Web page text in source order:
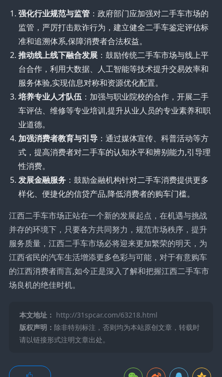
强化行业规范与监管 ：政府部门应加强对二手车市场的
监管，严厉打击欺诈行为，建立健全二手车鉴定评估标
准和追溯体系,保障消费者合法权益。
推动线上线下融合发展 ：鼓励传统二手车市场与线上平
台合作，利用大数据、人工智能等技术提升交易效率和
服务体验,实现信息对称和资源优化配置。
培养专业人才队伍 ：加强与职业院校的合作，开展二手
车评估、维修等专业培训,提升从业人员的专业素养和职
业道德。
加强消费者教育与引导 ：通过媒体宣传、科普活动等方
式，提高消费者对二手车的认知水平和辨别能力,引导理
性消费。
发展金融服务 ：鼓励金融机构针对二手车消费提供更多
样化、便捷化的信贷产品,降低消费者的购车门槛。
江西二手车市场正站在一个新的发展起点，在机遇与挑战
并存的环境下，只要各方共同努力，规范市场秩序，提升
服务质量，江西二手车市场必将迎来更加繁荣的明天，为
江西省民的汽车生活增添更多色彩与可能，对于有意购车
的江西消费者而言,如今正是深入了解和把握江西二手车市
场良机的绝佳时机。
本文地址： http://31spcar.com/63218.html
版权声明： 除非特别标注，否则均为本站原创文章，转载时
请以链接形式注明文章出处。